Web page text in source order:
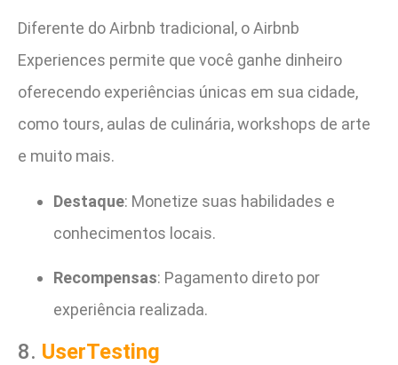
Diferente do Airbnb tradicional, o Airbnb
Experiences permite que você ganhe dinheiro
oferecendo experiências únicas em sua cidade,
como tours, aulas de culinária, workshops de arte
e muito mais.
Destaque: Monetize suas habilidades e
conhecimentos locais.
Recompensas: Pagamento direto por
experiência realizada.
8. UserTesting